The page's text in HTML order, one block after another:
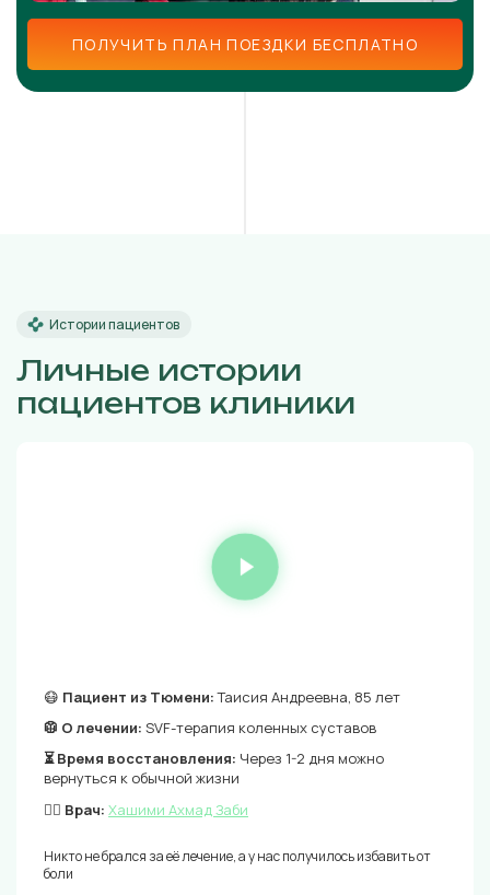
ПОЛУЧИТЬ ПЛАН ПОЕЗДКИ БЕСПЛАТНО
Истории пациентов
Личные истории
пациентов клиники
😷 Пациент из Тюмени:Таисия Андреевна, 85 лет
🥼 О лечении: SVF-терапия коленных суставов
⏳ Время восстановления: Через 1-2 дня можно
вернуться к обычной жизни
👨‍⚕️ Врач: Хашими Ахмад Заби
Никто не брался за её лечение, а у нас получилось избавить от
боли